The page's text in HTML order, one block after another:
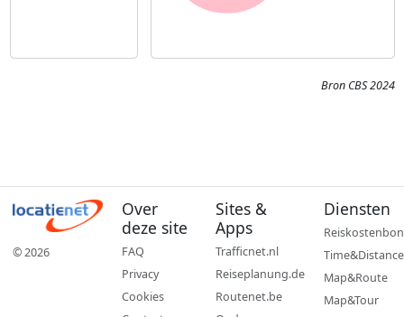
Bron CBS 2024
© 2026
Over
deze site
FAQ
Privacy
Cookies
Sites &
Apps
Trafficnet.nl
Reiseplanung.de
Routenet.be
Diensten
Reiskostenbon
Time&Distance
Map&Route
Map&Tour